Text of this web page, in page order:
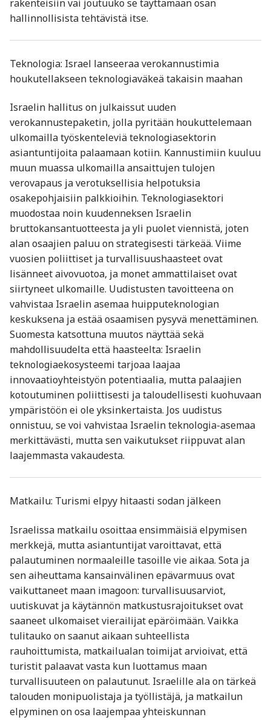
rakenteisiin vai joutuuko se täyttämään osan
hallinnollisista tehtävistä itse.
Teknologia: Israel lanseeraa verokannustimia
houkutellakseen teknologiaväkeä takaisin maahan
Israelin hallitus on julkaissut uuden
verokannustepaketin, jolla pyritään houkuttelemaan
ulkomailla työskenteleviä teknologiasektorin
asiantuntijoita palaamaan kotiin. Kannustimiin kuuluu
muun muassa ulkomailla ansaittujen tulojen
verovapaus ja verotuksellisia helpotuksia
osakepohjaisiin palkkioihin. Teknologiasektori
muodostaa noin kuudenneksen Israelin
bruttokansantuotteesta ja yli puolet viennistä, joten
alan osaajien paluu on strategisesti tärkeää. Viime
vuosien poliittiset ja turvallisuushaasteet ovat
lisänneet aivovuotoa, ja monet ammattilaiset ovat
siirtyneet ulkomaille. Uudistusten tavoitteena on
vahvistaa Israelin asemaa huipputeknologian
keskuksena ja estää osaamisen pysyvä menettäminen.
Suomesta katsottuna muutos näyttää sekä
mahdollisuudelta että haasteelta: Israelin
teknologiaekosysteemi tarjoaa laajaa
innovaatioyhteistyön potentiaalia, mutta palaajien
kotoutuminen poliittisesti ja taloudellisesti kuohuvaan
ympäristöön ei ole yksinkertaista. Jos uudistus
onnistuu, se voi vahvistaa Israelin teknologia-asemaa
merkittävästi, mutta sen vaikutukset riippuvat alan
laajemmasta vakaudesta.
Matkailu: Turismi elpyy hitaasti sodan jälkeen
Israelissa matkailu osoittaa ensimmäisiä elpymisen
merkkejä, mutta asiantuntijat varoittavat, että
palautuminen normaaleille tasoille vie aikaa. Sota ja
sen aiheuttama kansainvälinen epävarmuus ovat
vaikuttaneet maan imagoon: turvallisuusarviot,
uutiskuvat ja käytännön matkustusrajoitukset ovat
saaneet ulkomaiset vierailijat epäröimään. Vaikka
tulitauko on saanut aikaan suhteellista
rauhoittumista, matkailualan toimijat arvioivat, että
turistit palaavat vasta kun luottamus maan
turvallisuuteen on palautunut. Israelille ala on tärkeä
talouden monipuolistaja ja työllistäjä, ja matkailun
elpyminen on osa laajempaa yhteiskunnan